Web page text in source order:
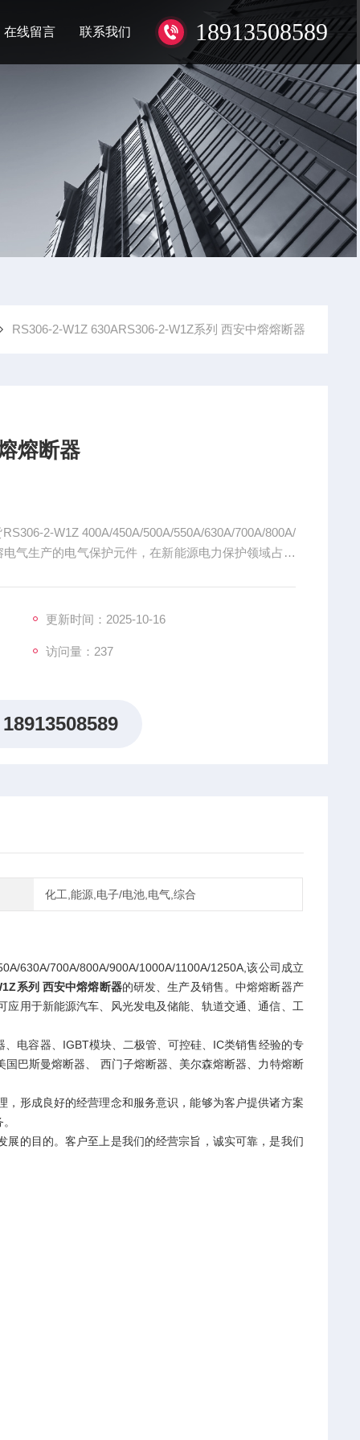
18913508589
在线留言 联系我们
RS306-2-W1Z 630ARS306-2-W1Z系列 西安中熔熔断器
熔断器
2-W1Z 400A/450A/500A/550A/630A/700A/800A/
气生产的电气保护元件，在新能源电力保护领域占据
更新时间：2025-10-16
访问量：237
18913508589
化工,能源,电子/电池,电气,综合
630A/700A/800A/900A/1000A/1100A/1250A,该公司成立
系列 西安中熔熔断器的研发、生产及销售。中熔熔断器产
用于新能源汽车、风光发电及储能、轨道交通、通信、工
电容器、IGBT模块、二极管、可控硅、IC类销售经验的专
巴斯曼熔断器、 西门子熔断器、美尔森熔断器、力特熔断
形成良好的经营理念和服务意识，能够为客户提供诸方案
的目的。客户至上是我们的经营宗旨，诚实可靠，是我们